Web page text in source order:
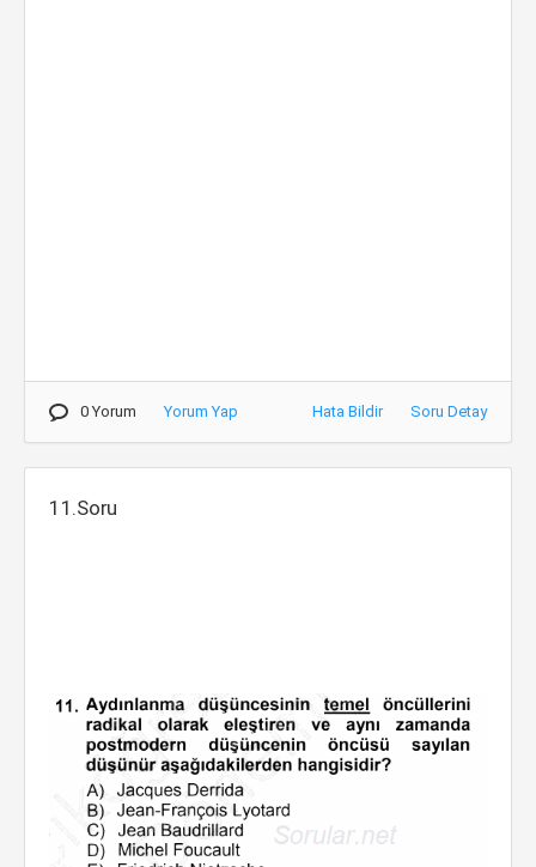
0 Yorum Yorum Yap Hata Bildir Soru Detay
11.Soru